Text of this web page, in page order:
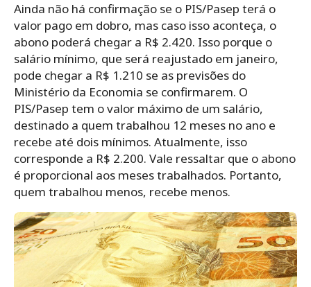
Ainda não há confirmação se o PIS/Pasep terá o
valor pago em dobro, mas caso isso aconteça, o
abono poderá chegar a R$ 2.420. Isso porque o
salário mínimo, que será reajustado em janeiro,
pode chegar a R$ 1.210 se as previsões do
Ministério da Economia se confirmarem. O
PIS/Pasep tem o valor máximo de um salário,
destinado a quem trabalhou 12 meses no ano e
recebe até dois mínimos. Atualmente, isso
corresponde a R$ 2.200. Vale ressaltar que o abono
é proporcional aos meses trabalhados. Portanto,
quem trabalhou menos, recebe menos.